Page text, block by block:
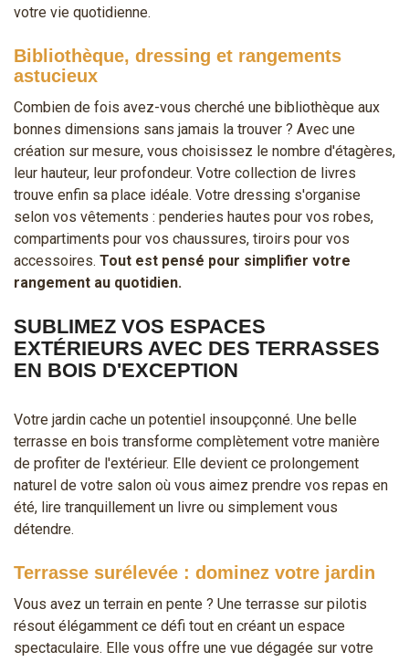
votre vie quotidienne.
Bibliothèque, dressing et rangements
astucieux
Combien de fois avez-vous cherché une bibliothèque aux
bonnes dimensions sans jamais la trouver ? Avec une
création sur mesure, vous choisissez le nombre d'étagères,
leur hauteur, leur profondeur. Votre collection de livres
trouve enfin sa place idéale. Votre dressing s'organise
selon vos vêtements : penderies hautes pour vos robes,
compartiments pour vos chaussures, tiroirs pour vos
accessoires. Tout est pensé pour simplifier votre
rangement au quotidien.
SUBLIMEZ VOS ESPACES
EXTÉRIEURS AVEC DES TERRASSES
EN BOIS D'EXCEPTION
Votre jardin cache un potentiel insoupçonné. Une belle
terrasse en bois transforme complètement votre manière
de profiter de l'extérieur. Elle devient ce prolongement
naturel de votre salon où vous aimez prendre vos repas en
été, lire tranquillement un livre ou simplement vous
détendre.
Terrasse surélevée : dominez votre jardin
Vous avez un terrain en pente ? Une terrasse sur pilotis
résout élégamment ce défi tout en créant un espace
spectaculaire. Elle vous offre une vue dégagée sur votre